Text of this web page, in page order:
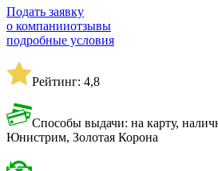
Подать заявку
о компанииотзывы
подробные условия
Рейтинг: 4,8
Способы выдачи: на карту,
Юнистрим, Золотая Корона